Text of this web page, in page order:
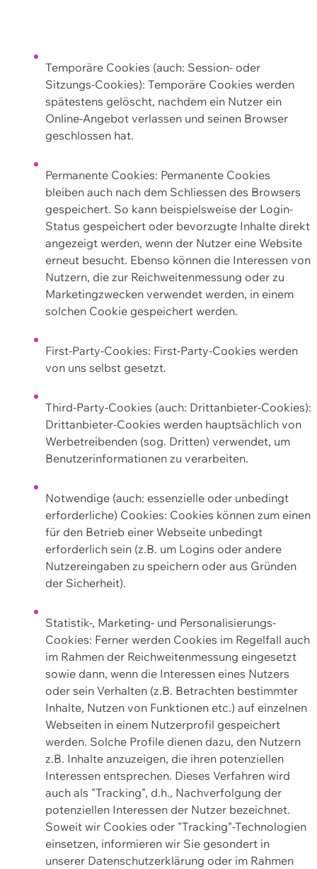
Temporäre Cookies (auch: Session- oder
Sitzungs-Cookies): Temporäre Cookies werden
spätestens gelöscht, nachdem ein Nutzer ein
Online-Angebot verlassen und seinen Browser
geschlossen hat.
Permanente Cookies: Permanente Cookies
bleiben auch nach dem Schliessen des Browsers
gespeichert. So kann beispielsweise der Login-
Status gespeichert oder bevorzugte Inhalte direkt
angezeigt werden, wenn der Nutzer eine Website
erneut besucht. Ebenso können die Interessen von
Nutzern, die zur Reichweitenmessung oder zu
Marketingzwecken verwendet werden, in einem
solchen Cookie gespeichert werden.
First-Party-Cookies: First-Party-Cookies werden
von uns selbst gesetzt.
Third-Party-Cookies (auch: Drittanbieter-Cookies):
Drittanbieter-Cookies werden hauptsächlich von
Werbetreibenden (sog. Dritten) verwendet, um
Benutzerinformationen zu verarbeiten.
Notwendige (auch: essenzielle oder unbedingt
erforderliche) Cookies: Cookies können zum einen
für den Betrieb einer Webseite unbedingt
erforderlich sein (z.B. um Logins oder andere
Nutzereingaben zu speichern oder aus Gründen
der Sicherheit).
Statistik-, Marketing- und Personalisierungs-
Cookies: Ferner werden Cookies im Regelfall auch
im Rahmen der Reichweitenmessung eingesetzt
sowie dann, wenn die Interessen eines Nutzers
oder sein Verhalten (z.B. Betrachten bestimmter
Inhalte, Nutzen von Funktionen etc.) auf einzelnen
Webseiten in einem Nutzerprofil gespeichert
werden. Solche Profile dienen dazu, den Nutzern
z.B. Inhalte anzuzeigen, die ihren potenziellen
Interessen entsprechen. Dieses Verfahren wird
auch als "Tracking", d.h., Nachverfolgung der
potenziellen Interessen der Nutzer bezeichnet.
Soweit wir Cookies oder "Tracking"-Technologien
einsetzen, informieren wir Sie gesondert in
unserer Datenschutzerklärung oder im Rahmen